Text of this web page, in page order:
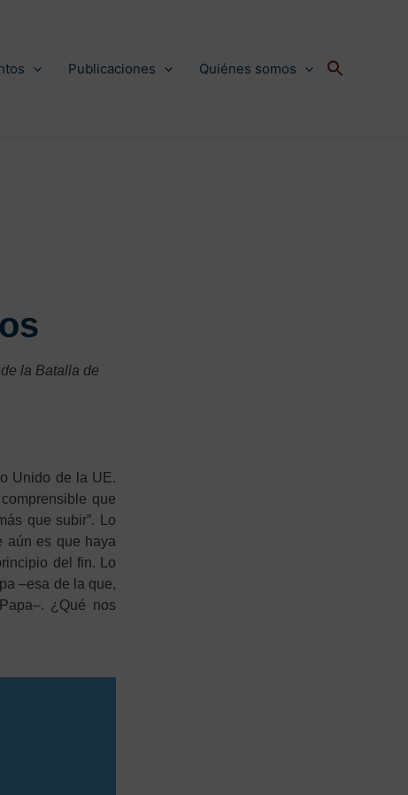
Publicaciones Quiénes somos
la Batalla de
Unido de la UE.
que
que subir”. Lo
aún es que haya
del fin. Lo
–esa de la que,
¿Qué nos